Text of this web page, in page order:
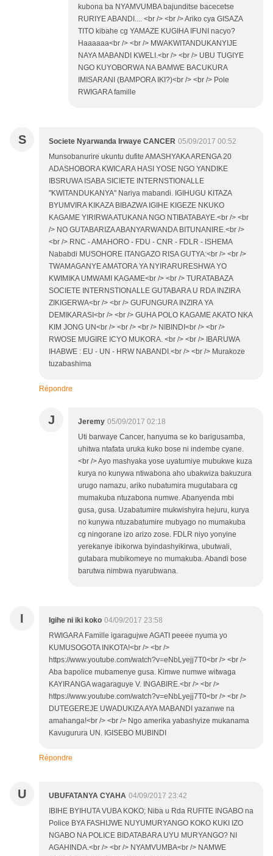
kubona ba NYAMVUMBA bajunditse bacecetse
RURIYE ABANDI.... <br /> <br /> Ariko cya GISAZA
TITO kibahe cg YAMAZE KUGIHA IFUNI nacyo?
Haaaaaa<br /> <br /> MWAKWITANDUKANYIJE
NAYA MABANDI KWELI.<br /> <br /> UBU TUGIYE
NGO KUYOBORWA NA BAMWE BACUKURA
IMISARANI (BAMPORA IKI?)<br /> <br /> Pole
RWIGARA famille
S Societe Nyarwanda Irwaye CANCER 05/09/2017 00:52
Munsobanurire ukuntu dufite AMASHYAKA ARENGA 20
ADASHOBORA KWICARA HASI YOSE NGO YANDIKE
IBSRUWA ISABA SICIETE INTERNSTIONALLE
"KWITANDUKANYA" Nariya mabandi. IGIHUGU KITAZA
BYUMVIRA KIKAZA BIBAZWA IGIHE KIGEZE NKUKO
KAGAME YIRIRWA ATUKANA NGO NTIBATABAYE.<br /> <br
/> NO GUTABARIZA ABANYARWANDA BITUNANIRE.<br />
<br /> RNC - AMAHORO - FDU - CNR - FDLR - ISHEMA
Nababdi MUSOHORE ITANGAZO RISA GUTYA:<br /> <br />
TWAMAGANYE AMATORA YA NYIRARURESHWA YO
KWIMIKA UMWAMI KAGAME<br /> <br /> TURATABAZA
SOCIETE INTERNSTIONALLE GUTABARA U RDA INZIRA
ZIKIGERWA<br /> <br /> GUFUNGURA INZIRA YA
DEMIKARASI<br /> <br /> GUHA POLO KAGAME AKATO NKA
KIM JONG UN<br /> <br /> <br /> NIBINDI<br /> <br />
RWOSE MUGIRE ICYO MUKORA. <br /> <br /> IBARUWA
IHABWE : EU - UN - HRW NABANDI.<br /> <br /> Murakoze
tuzabashima
Répondre
J Jeremy 05/09/2017 02:18
Uti barwaye Cancer, hanyuma se ko barigusamba,
uhitwa ntafata uruka kuko bose ni indembe cyane.
<br /> Ayo mashyaka yose uyatumiye mubukwe kuza
kurya no kunywa ntiwabona aho ubakwiza bakuzura
urugo namazu, ariko nubatumira mugutabara cg
mumakuba ntuzabona numwe. Abanyenda mbi
gusa, gusa. Uzabatumire mukwishyira hejuru, kurya
no kunywa ntuzabatumire mubyago no mumakuba
cg ningorane izo arizo zose. FDLR niyo yonyine
yerekanye ibikorwa byindashyikirwa, ubutwali,
gutabara mubikomeye no mumakuba. Abandi bose
barutwa nimbwa nyarubwana.
I Igihe ni iki koko 04/09/2017 23:58
RWIGARA Famille igaragujwe AGATI peeee nyuma yo
KUMUSOGOTA INKOTA!<br /> <br />
https://www.youtube.com/watch?v=eNbLyejj7T0<br /> <br />
Aba bapolice mubamenye gusa. Kimwe numwe witwaga
KAYIRANGA wagaraguye V. INGABIRE.<br /> <br />
https://www.youtube.com/watch?v=eNbLyejj7T0<br /> <br />
DUTEGEREJE UWADUKIZA AYA MABANDI yazanwe na
amahanga!<br /> <br /> Ngo amerika yabashyize mukanama
Kavugurura UN. IGISEBO MUBINDI
Répondre
U UBUFATANYA CYAHA 04/09/2017 23:42
IBIHE BYIHUTA VUBA KOKO; Niba u Rda RUFITE INGABO na
Police BYA FASHIJWE NUYUMURYANGO KOKO KUKI IZO
NGABO NA POLICE BIDATABARA UYU MURYANGO? NI
AGAHINDA.<br /> <br /> NYAMVUMBA<br /> NAMWE